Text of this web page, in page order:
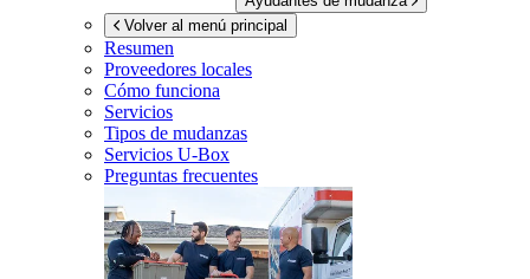
Volver al menú principal
Resumen
Proveedores locales
Cómo funciona
Servicios
Tipos de mudanzas
Servicios U-Box
Preguntas frecuentes